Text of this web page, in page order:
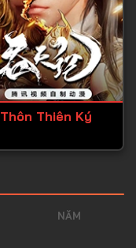
Thôn Thiên Ký
NĂM